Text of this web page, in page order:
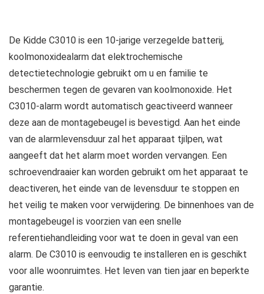
De Kidde C3010 is een 10-jarige verzegelde batterij,
koolmonoxidealarm dat elektrochemische
detectietechnologie gebruikt om u en familie te
beschermen tegen de gevaren van koolmonoxide. Het
C3010-alarm wordt automatisch geactiveerd wanneer
deze aan de montagebeugel is bevestigd. Aan het einde
van de alarmlevensduur zal het apparaat tjilpen, wat
aangeeft dat het alarm moet worden vervangen. Een
schroevendraaier kan worden gebruikt om het apparaat te
deactiveren, het einde van de levensduur te stoppen en
het veilig te maken voor verwijdering. De binnenhoes van de
montagebeugel is voorzien van een snelle
referentiehandleiding voor wat te doen in geval van een
alarm. De C3010 is eenvoudig te installeren en is geschikt
voor alle woonruimtes. Het leven van tien jaar en beperkte
garantie.